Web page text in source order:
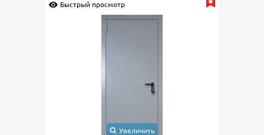
Быстрый просмотр
Увеличить